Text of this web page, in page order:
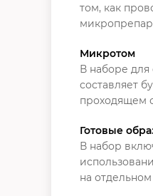
том, как
Микротом
В наборе для
составляет
проходящем
Готовые
В набор
на